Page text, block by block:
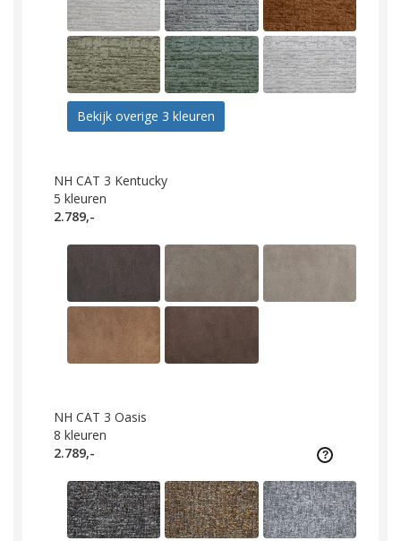
Bekijk overige 3 kleuren
NH CAT 3 Kentucky
5 kleuren
2.789,-
NH CAT 3 Oasis
8 kleuren
2.789,-